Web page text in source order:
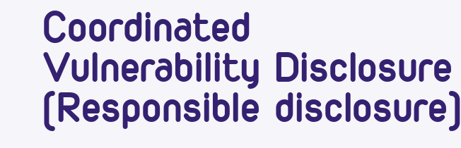
Coordinated
Vulnerability Disclosure
(Responsible disclosure)